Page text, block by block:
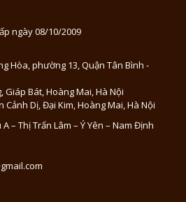
ngày 08/10/2009
Hòa, phường 13, Quận Tân Bình -
Giáp Bát, Hoàng Mai, Hà Nội
Cảnh Dị, Đại Kim, Hoàng Mai, Hà Nội
A – Thị Trấn Lâm – Ý Yên – Nam Định